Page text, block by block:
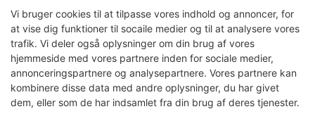
Vi bruger cookies til at tilpasse vores indhold og annoncer, for
at vise dig funktioner til socaile medier og til at analysere vores
trafik. Vi deler også oplysninger om din brug af vores
hjemmeside med vores partnere inden for sociale medier,
annonceringspartnere og analysepartnere. Vores partnere kan
kombinere disse data med andre oplysninger, du har givet
dem, eller som de har indsamlet fra din brug af deres tjenester.